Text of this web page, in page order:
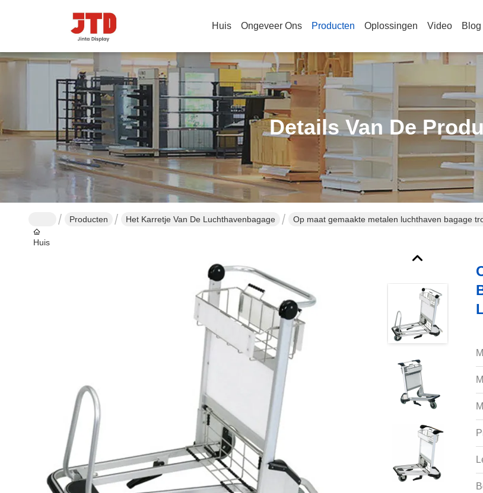
Huis Ongeveer Ons Producten Oplossingen Video Blog
Details Van De
Huis
Producten Het Karretje Van De Luchthavenbagage Op maat gemaakte metalen luchthaven bagage